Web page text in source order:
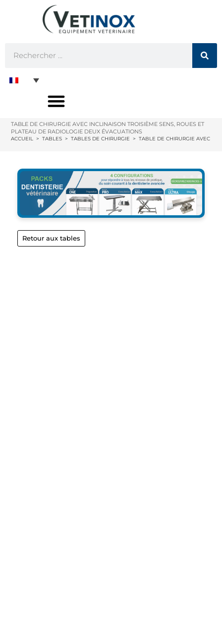
TABLE DE CHIRURGIE AVEC INCLINAISON TROISIÈME SENS, ROUES ET
PLATEAU DE RADIOLOGIE DEUX ÉVACUATIONS
ACCUEIL > TABLES > TABLES DE CHIRURGIE > TABLE DE CHIRURGIE AVEC
Retour aux tables